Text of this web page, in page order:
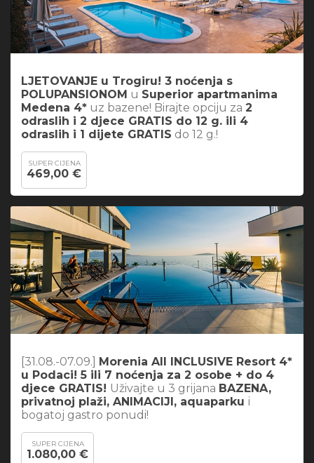
LJETOVANJE u Trogiru! 3 noćenja s
POLUPANSIONOM u Superior apartmanima
Medena 4* uz bazene! Birajte opciju za 2
odraslih i 2 djece GRATIS do 12 g. ili 4
odraslih i 1 dijete GRATIS do 12 g.!
SUPER CIJENA
469,00 €
[31.08.-07.09.]
Morenia All INCLUSIVE Resort 4*
u Podaci! 5 ili 7 noćenja za 2 osobe + do 4
djece GRATIS! Uživajte u 3 grijana BAZENA,
privatnoj plaži, ANIMACIJI, aquaparku i
bogatoj gastro ponudi!
SUPER CIJENA
1.080,00 €